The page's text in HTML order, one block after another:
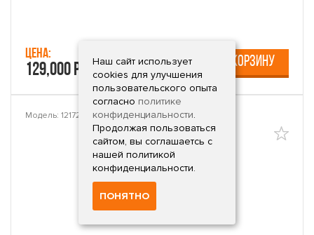
Цена:
129,000 руб. В КОРЗИНУ
Модель: 12172-1205
Наш сайт использует
cookies для улучшения
пользовательского опыта
согласно политике
конфиденциальности.
Продолжая пользоваться
сайтом, вы соглашаетсь с
нашей политикой
конфиденциальности.
ПОНЯТНО